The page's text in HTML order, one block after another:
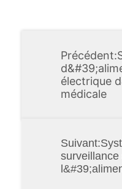
Précédent:
électrique
médicale
Suivant:
surveillance